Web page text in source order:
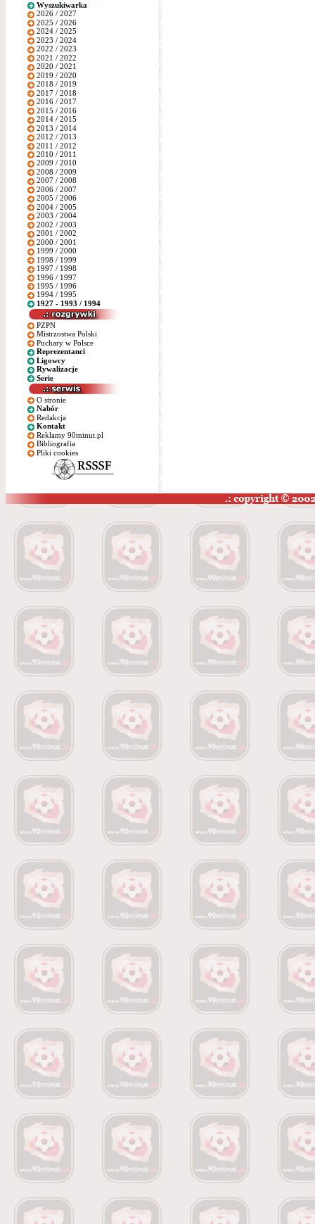
Wyszukiwarka
2026 / 2027
2025 / 2026
2024 / 2025
2023 / 2024
2022 / 2023
2021 / 2022
2020 / 2021
2019 / 2020
2018 / 2019
2017 / 2018
2016 / 2017
2015 / 2016
2014 / 2015
2013 / 2014
2012 / 2013
2011 / 2012
2010 / 2011
2009 / 2010
2008 / 2009
2007 / 2008
2006 / 2007
2005 / 2006
2004 / 2005
2003 / 2004
2002 / 2003
2001 / 2002
2000 / 2001
1999 / 2000
1998 / 1999
1997 / 1998
1996 / 1997
1995 / 1996
1994 / 1995
1927 - 1993 / 1994
PZPN
Mistrzostwa Polski
Puchary w Polsce
Reprezentanci
Ligowcy
Rywalizacje
Serie
O stronie
Nabór
Redakcja
Kontakt
Reklamy 90minut.pl
Bibliografia
Pliki cookies